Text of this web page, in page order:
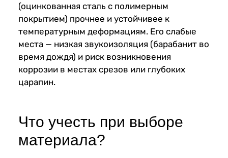
(оцинкованная сталь с полимерным
покрытием) прочнее и устойчивее к
температурным деформациям. Его слабые
места — низкая звукоизоляция (барабанит во
время дождя) и риск возникновения
коррозии в местах срезов или глубоких
царапин.
Что учесть при выборе
материала?